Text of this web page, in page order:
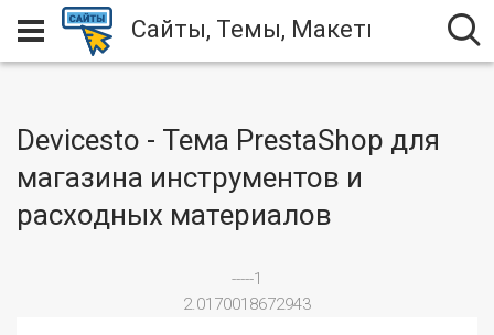
Сайты, Темы, Макеты
Devicesto - Тема PrestaShop для
магазина инструментов и
расходных материалов
-----1
2.0170018672943